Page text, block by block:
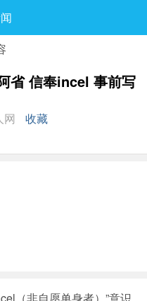
最新发表
省 信奉incel 事前写
网
收藏